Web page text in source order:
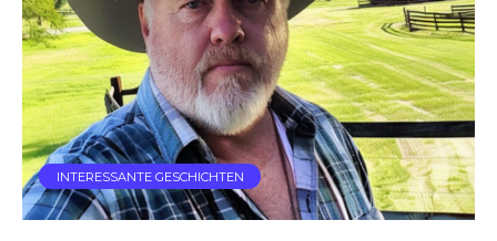
INTERESSANTE GESCHICHTEN